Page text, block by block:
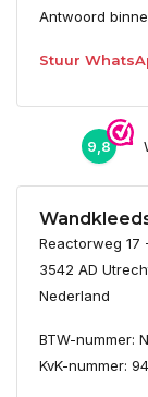
Antwoord
Stuur
9,8
Reactorweg 17
3542 AD
Nederland
BTW-nummer:
KvK-nummer: